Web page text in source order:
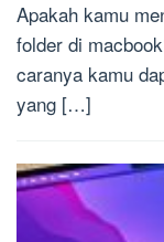
Apakah kamu
folder di
caranya kamu
yang […]